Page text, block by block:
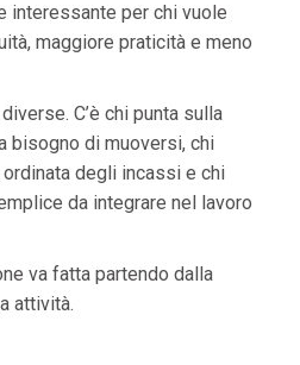
interessante per chi vuole
maggiore praticità e meno
C’è chi punta sulla
bisogno di muoversi, chi
degli incassi e chi
da integrare nel lavoro
va fatta partendo dalla
attività.